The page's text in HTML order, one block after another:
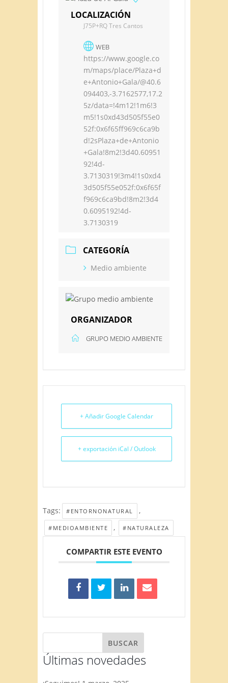
LOCALIZACIÓN
J75P+RQ Tres Cantos
WEB
https://www.google.co
m/maps/place/Plaza+d
e+Antonio+Gala/@40.6
094403,-3.7162577,17.2
5z/data=!4m12!1m6!3
m5!1s0xd43d505f55e0
52f:0x6f65ff969c6ca9b
d!2sPlaza+de+Antonio
+Gala!8m2!3d40.60951
92!4d-
3.7130319!3m4!1s0xd4
3d505f55e052f:0x6f65f
f969c6ca9bd!8m2!3d4
0.6095192!4d-
3.7130319
CATEGORÍA
Medio ambiente
ORGANIZADOR
GRUPO MEDIO AMBIENTE
+ Añadir Google Calendar
+ exportación iCal / Outlook
Tags: #ENTORNONATURAL ,
#MEDIOAMBIENTE , #NATURALEZA
COMPARTIR ESTE EVENTO
Últimas novedades